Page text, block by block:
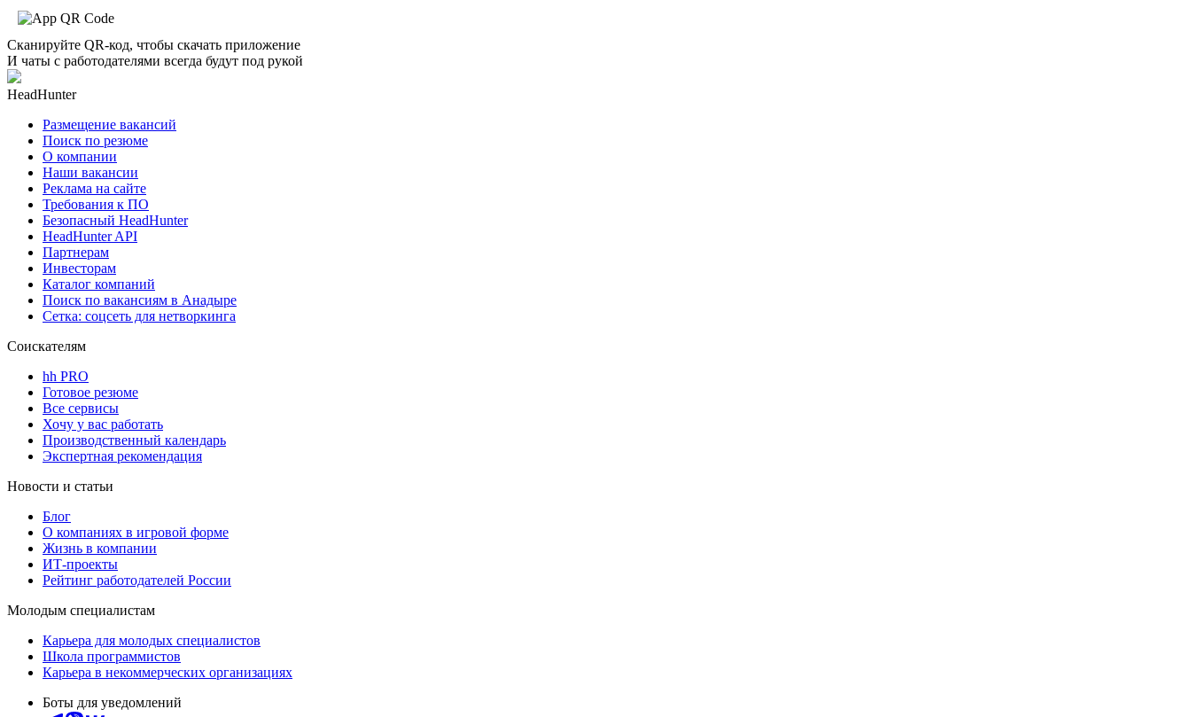
Сканируйте QR-код, чтобы скачать приложение
И чаты с работодателями всегда будут под рукой
HeadHunter
Размещение вакансий
Поиск по резюме
О компании
Наши вакансии
Реклама на сайте
Требования к ПО
Безопасный HeadHunter
HeadHunter API
Партнерам
Инвесторам
Каталог компаний
Поиск по вакансиям в Анадыре
Сетка: соцсеть для нетворкинга
Соискателям
hh PRO
Готовое резюме
Все сервисы
Хочу у вас работать
Производственный календарь
Экспертная рекомендация
Новости и статьи
Блог
О компаниях в игровой форме
Жизнь в компании
ИТ-проекты
Рейтинг работодателей России
Молодым специалистам
Карьера для молодых специалистов
Школа программистов
Карьера в некоммерческих организациях
Боты для уведомлений